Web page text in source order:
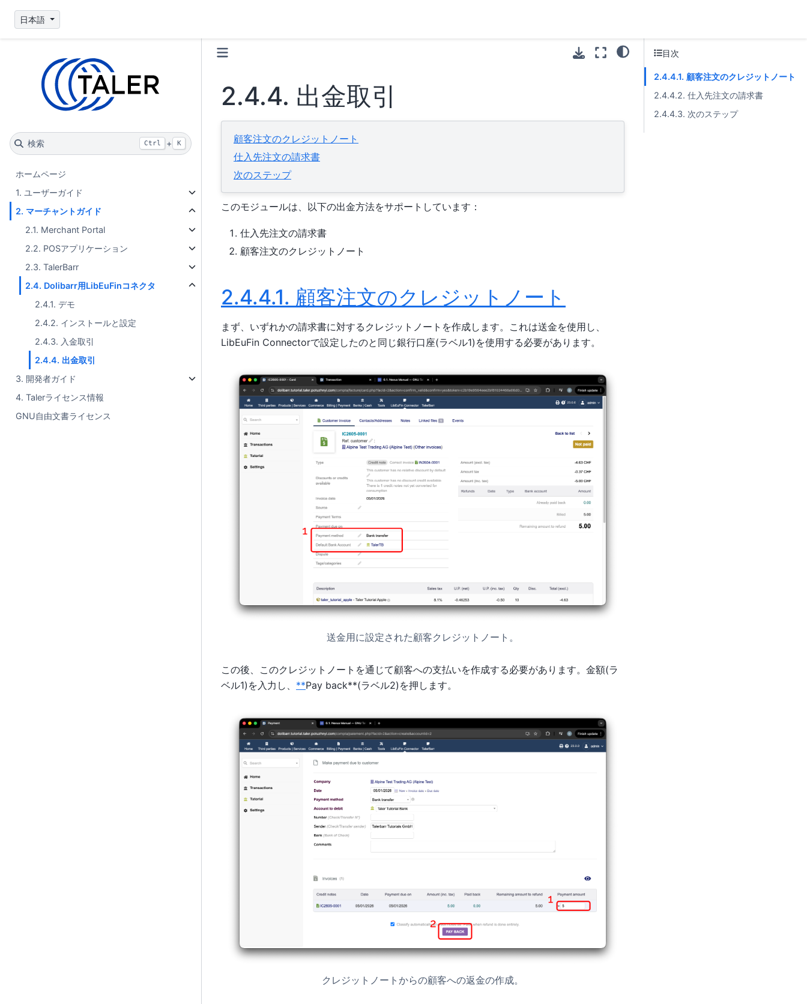
日本語
検索 Ctrl + K
ホームページ
1. ユーザーガイド
2. マーチャントガイド
2.1. Merchant Portal
2.2. POSアプリケーション
2.3. TalerBarr
2.4. Dolibarr用LibEuFinコネクタ
2.4.1. デモ
2.4.2. インストールと設定
2.4.3. 入金取引
2.4.4. 出金取引
3. 開発者ガイド
4. Talerライセンス情報
GNU自由文書ライセンス
2.4.4. 出金取引
顧客注文のクレジットノート
仕入先注文の請求書
次のステップ
このモジュールは、以下の出金方法をサポートしています：
仕入先注文の請求書
顧客注文のクレジットノート
2.4.4.1. 顧客注文のクレジットノート
まず、いずれかの請求書に対するクレジットノートを作成します。これは送金を使用し、
LibEuFin Connectorで設定したのと同じ銀行口座(ラベル1)を使用する必要があります。
送金用に設定された顧客クレジットノート。
この後、このクレジットノートを通じて顧客への支払いを作成する必要があります。金額(ラ
ベル1)を入力し、 **Pay back**(ラベル2)を押します。
クレジットノートからの顧客への返金の作成。
目次
2.4.4.1. 顧客注文のクレジットノート
2.4.4.2. 仕入先注文の請求書
2.4.4.3. 次のステップ